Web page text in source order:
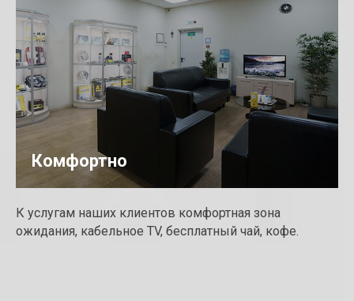
Комфортно
К услугам наших клиентов комфортная зона
ожидания, кабельное TV, бесплатный чай, кофе.